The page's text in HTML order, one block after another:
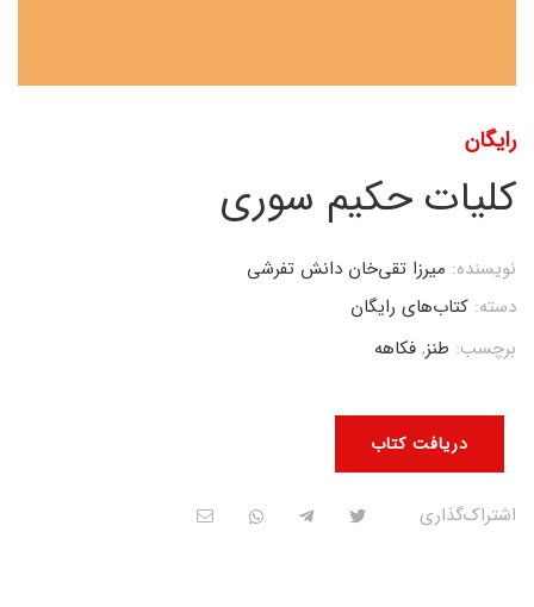
رایگان
کلیات حکیم سوری
دریافت کتاب
نویسنده: میرزا تقی‌خان دانش تفرشی
دسته: کتاب‌های رایگان
برچسب: طنز, فکاهه
اشتراک‌گذاری